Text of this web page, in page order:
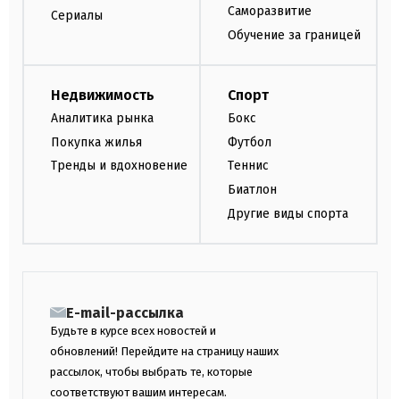
Сериалы
Саморазвитие
Обучение за границей
Недвижимость
Аналитика рынка
Покупка жилья
Тренды и вдохновение
Спорт
Бокс
Футбол
Теннис
Биатлон
Другие виды спорта
E-mail-рассылка
Будьте в курсе всех новостей и
обновлений! Перейдите на страницу наших
рассылок, чтобы выбрать те, которые
соответствуют вашим интересам.